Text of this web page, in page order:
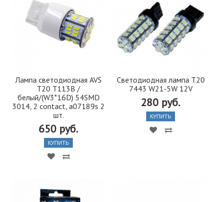
Лампа светодиодная AVS
T20 T113B /
белый/(W3*16D) 54SMD
3014, 2 contact, a07189s 2
шт.
650 руб.
КУПИТЬ
Светодиодная лампа T20
7443 W21-5W 12V
280 руб.
КУПИТЬ